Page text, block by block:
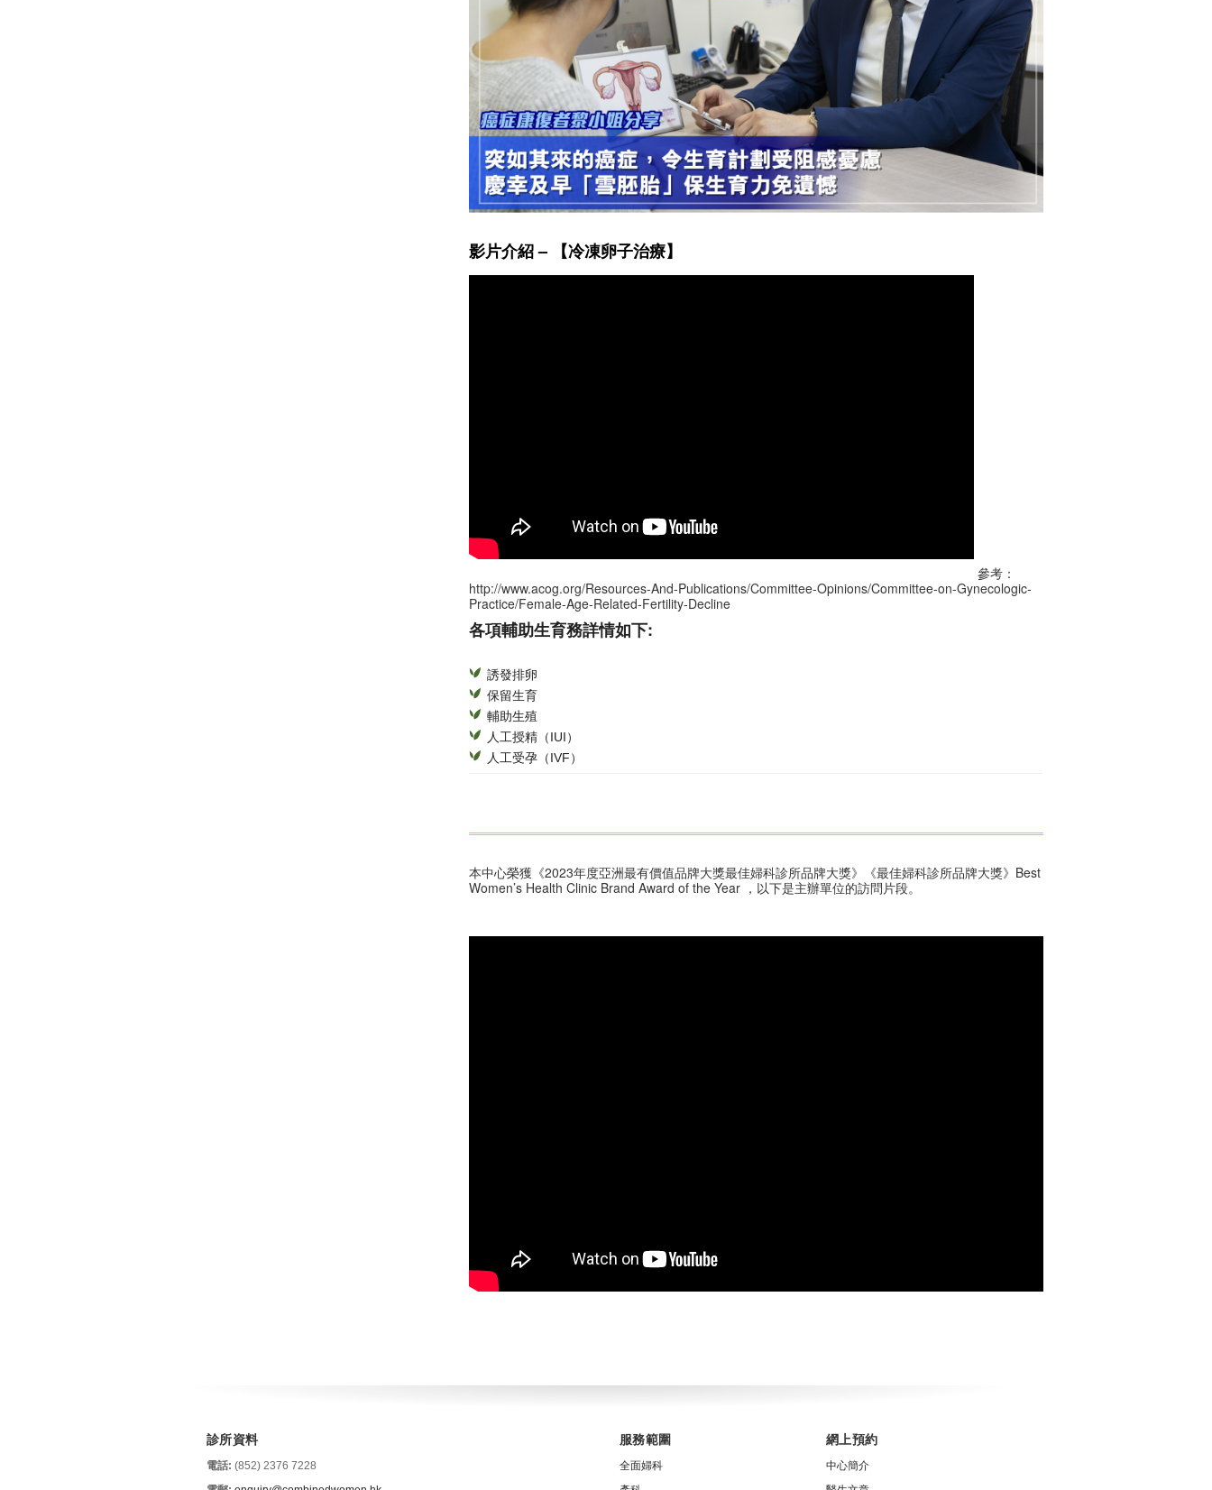
影片介紹 – 【冷凍卵子治療】
參考：
http://www.acog.org/Resources-And-Publications/Committee-Opinions/Committee-on-Gynecologic-
Practice/Female-Age-Related-Fertility-Decline
各項輔助生育務詳情如下:
誘發排卵
保留生育
輔助生殖
人工授精（IUI）
人工受孕（IVF）
本中心榮獲《2023年度亞洲最有價值品牌大獎最佳婦科診所品牌大獎》《最佳婦科診所品牌大獎》Best
Women’s Health Clinic Brand Award of the Year ，以下是主辦單位的訪問片段。
診所資料
電話: (852) 2376 7228
服務範圍
全面婦科
網上預約
中心簡介